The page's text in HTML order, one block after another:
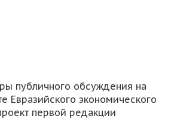
публичного обсуждения на
Евразийского экономического
первой редакции